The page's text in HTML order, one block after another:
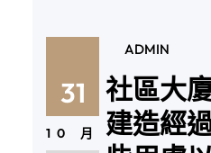
31
10 月
ADMIN
社區大
建造經